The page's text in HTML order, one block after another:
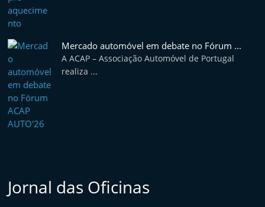
Mercado automóvel em debate no Fórum ...
A ACAP – Associação Automóvel de Portugal
realiza ...
Jornal das Oficinas